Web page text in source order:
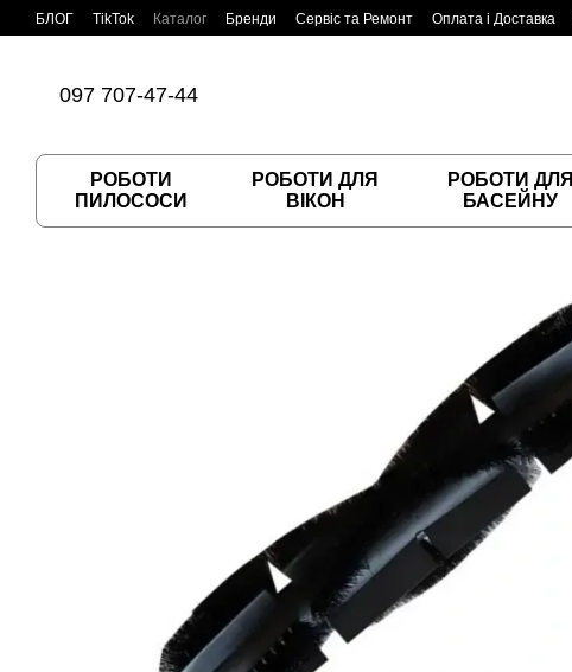
Перейти до основного контенту
БЛОГ TikTok Каталог Бренди Сервіс та Ремонт Оплата і Доставка
097 707-47-44
РОБОТИ
ПИЛОСОСИ
РОБОТИ ДЛЯ
ВІКОН
РОБОТИ ДЛЯ
БАСЕЙНУ